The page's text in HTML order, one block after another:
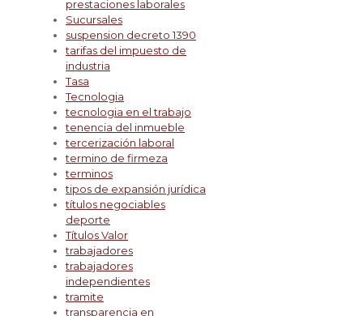
prestaciones laborales
Sucursales
suspension decreto 1390
tarifas del impuesto de
industria
Tasa
Tecnologia
tecnologia en el trabajo
tenencia del inmueble
tercerización laboral
termino de firmeza
terminos
tipos de expansión jurídica
títulos negociables
deporte
Títulos Valor
trabajadores
trabajadores
independientes
tramite
transparencia en